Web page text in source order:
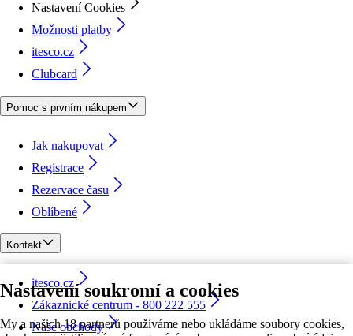
Nastavení soukromí a cookies
My a našich 18 partnerů používáme nebo ukládáme soubory cookies,
Nastavení Cookies
Možnosti platby
itesco.cz
Clubcard
Pomoc s prvním nákupem
Jak nakupovat
Registrace
Rezervace času
Oblíbené
Kontakt
itesco.cz
Zákaznické centrum - 800 222 555
Naše obchody